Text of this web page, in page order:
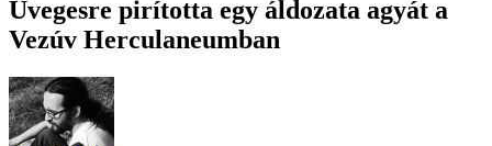
Üvegesre pirította egy áldozata agyát a
Vezúv Herculaneumban